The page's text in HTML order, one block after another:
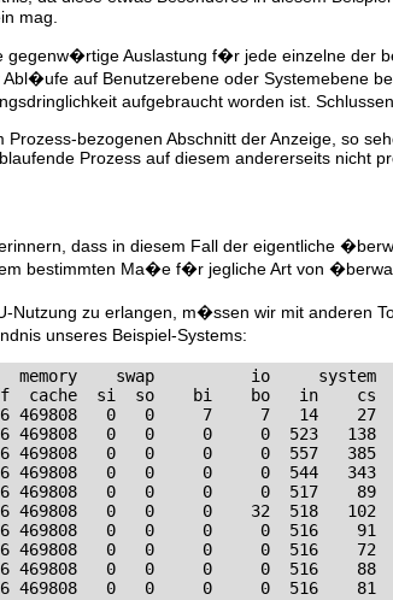
mag.
Auslastung f�r jede einzelne der
auf Benutzerebene oder Systemebene
aufgebraucht worden ist.
bezogenen Abschnitt der Anzeige, so
Prozess auf diesem andererseits nicht
dass in diesem Fall der eigentliche
bestimmten Ma�e f�r jegliche Art von
Nutzung zu erlangen, m�ssen wir mit anderen
unseres Beispiel-Systems:
memory    swap          io     system
cache  si  so    bi    bo   in    cs
469808   0   0     7     7   14    27
469808   0   0     0     0  523   138
469808   0   0     0     0  557   385
469808   0   0     0     0  544   343
469808   0   0     0     0  517    89
469808   0   0     0    32  518   102
469808   0   0     0     0  516    91
469808   0   0     0     0  516    72
469808   0   0     0     0  516    88
469808   0   0     0     0  516    81